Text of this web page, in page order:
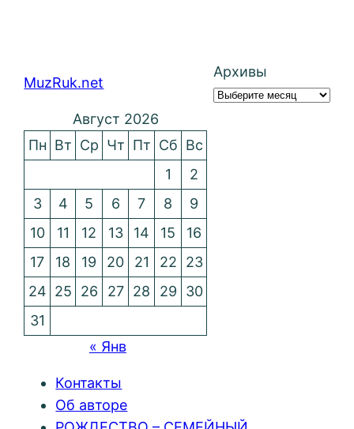
MuzRuk.net
Архивы
Август 2026
Пн Вт Ср Чт Пт Сб Вс
1
2
3
4 5 6 7 8
9
10
11 12 13 14 15
16
17
18 19 20 21 22
23
24 25 26 27 28 29
30
31
« Янв
Контакты
Об авторе